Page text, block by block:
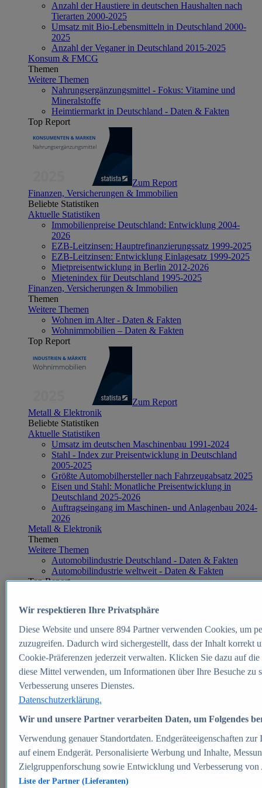
Anzahl der Haustiere in deutschen Haushalten nach
Tierarten 2000-2025
Umsatz mit Bio-Lebensmitteln in Deutschland 2000-
2025
Anzahl der Veganer in Deutschland 2015-2025
Konsum & FMCG
Themen
Weitere Themen
Nahrungsergänzungsmittel - Fokus: Vitamine und
Mineralstoffe
Heimtiermarkt in Deutschland - Daten & Fakten
Top Report
Zum Report
Finanzen, Versicherungen & Immobilien
Beliebte Statistiken
Aktuelle Statistiken
Immobilienpreise Deutschland: Entwicklung 2004-
2026
EZB-Leitzinsen: Hauptrefinanzierungssatz 1999-2025
EZB-Leitzinsen: Entwicklung Einlagesatz 1999-2025
Mietpreisentwicklung in Berlin 2012-2026
Mietenindex für Deutschland 1995-2025
Finanzen, Versicherungen & Immobilien
Themen
Weitere Themen
Wohnen im Alter - Daten & Fakten
Wohnimmobilien – Daten & Fakten
Top Report
Zum Report
Metall & Elektronik
Beliebte Statistiken
Aktuelle Statistiken
Umsatz im deutschen Maschinenbau 1991-2024
Stahl - Index zur Preisentwicklung in Deutschland
2005-2025
Größte Automobilhersteller nach Fahrzeugabsatz 2025
Eisen und Stahl: Monatliche Preisentwicklung in
Deutschland 2025-2026
Auftragseingang im Maschinen- und Anlagenbau 2024-
2026
Metall & Elektronik
Themen
Weitere Themen
Automobilindustrie Deutschland - Daten & Fakten
Automobilindustrie weltweit - Daten & Fakten
Top Report
Zum Report
E-commerce
Beliebte Statistiken
Aktuelle Statistiken
E-Commerce - Entwicklung des Umsatzes in
Deutschland 1999-2025
Umsatz von Amazon in Deutschland und weltweit
2010-2025
B2C-E-Commerce: Top-50 Online Shops in
Deutschland 2024
Marktanteile von Online-Zahlungsverfahren in
Deutschland 2024
Umsatzstarke Warengruppen im Online-Handel in
Deutschland 2023-2025
Wir respektieren Ihre Privatsphäre
Diese Website und unsere 894Partner verwenden Cookies, um
zuzugreifen. Dadurch wird sichergestellt, dass der Inhalt korrekt
Cookie-Präferenzen jederzeit verwalten. Klicken Sie dazu auf
diese Mittel verwenden, um Informationen über Ihre Besuche
Verbesserung unseres Dienstes.
Datenschutzerklärung.
Wir und unsere Partner verarbeiten Daten, um Folgendes
Verwendung genauer Standortdaten. Endgeräteeigenschaften
auf einem Endgerät. Personalisierte Werbung und Inhalte,
Zielgruppenforschung sowie Entwicklung und Verbesserung von
Liste der Partner (Lieferanten)